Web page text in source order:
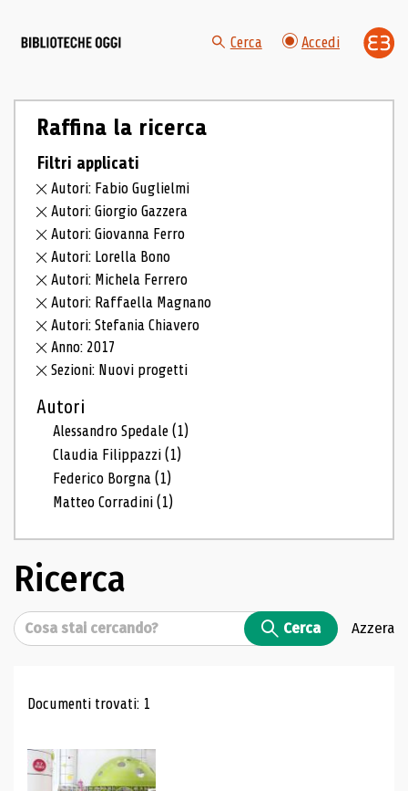
Cerca Accedi
Raffina la ricerca
Filtri applicati
Autori: Fabio Guglielmi
Autori: Giorgio Gazzera
Autori: Giovanna Ferro
Autori: Lorella Bono
Autori: Michela Ferrero
Autori: Raffaella Magnano
Autori: Stefania Chiavero
Anno: 2017
Sezioni: Nuovi progetti
Autori
Alessandro Spedale(1)
Claudia Filippazzi(1)
Federico Borgna(1)
Matteo Corradini(1)
Ricerca
Cerca Cerca Azzera
Risultati di ricerca
Documenti trovati: 1